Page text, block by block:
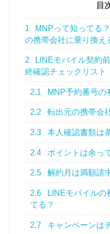
目
1
MNPって知ってる
の携帯会社に乗り換え
2
LINEモバイル契約
終確認チェックリスト
2.1 MNP予約番号の
2.2 転出元の携帯会
2.3 本人確認書類は
2.4 ポイントは余っ
2.5 解約月は満額請
2.6
LINEモバイルの
てる？
2.7 キャンペーンは